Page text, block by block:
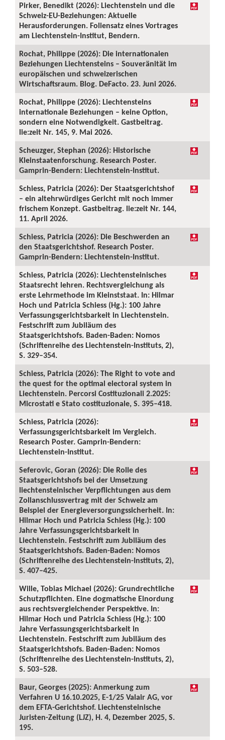
Pirker, Benedikt (2026): Liechtenstein und die
Schweiz-EU-Beziehungen: Aktuelle
Herausforderungen. Foliensatz eines Vortrages
am Liechtenstein-Institut, Bendern.
Rochat, Philippe (2026): Die internationalen
Beziehungen Liechtensteins – Souveränität im
europäischen und schweizerischen
Wirtschaftsraum. Blog. DeFacto. 23. Juni 2026.
Rochat, Philippe (2026): Liechtensteins
internationale Beziehungen – keine Option,
sondern eine Notwendigkeit. Gastbeitrag.
lie:zeit Nr. 145, 9. Mai 2026.
Scheuzger, Stephan (2026): Historische
Kleinstaatenforschung. Research Poster.
Gamprin-Bendern: Liechtenstein-Institut.
Schiess, Patricia (2026): Der Staatsgerichtshof
– ein altehrwürdiges Gericht mit noch immer
frischem Konzept. Gastbeitrag. lie:zeit Nr. 144,
11. April 2026.
Schiess, Patricia (2026): Die Beschwerden an
den Staatsgerichtshof. Research Poster.
Gamprin-Bendern: Liechtenstein-Institut.
Schiess, Patricia (2026): Liechtensteinisches
Staatsrecht lehren. Rechtsvergleichung als
erste Lehrmethode im Kleinststaat. In: Hilmar
Hoch und Patricia Schiess (Hg.): 100 Jahre
Verfassungsgerichtsbarkeit in Liechtenstein.
Festschrift zum Jubiläum des
Staatsgerichtshofs. Baden-Baden: Nomos
(Schriftenreihe des Liechtenstein-Instituts, 2),
S. 329–354.
Schiess, Patricia (2026): The Right to vote and
the quest for the optimal electoral system in
Liechtenstein. Percorsi Costituzionali 2.2025:
Microstati e Stato costituzionale, S. 395–418.
Schiess, Patricia (2026):
Verfassungsgerichtsbarkeit im Vergleich.
Research Poster. Gamprin-Bendern:
Liechtenstein-Institut.
Seferovic, Goran (2026): Die Rolle des
Staatsgerichtshofs bei der Umsetzung
liechtensteinischer Verpflichtungen aus dem
Zollanschlussvertrag mit der Schweiz am
Beispiel der Energieversorgungssicherheit. In:
Hilmar Hoch und Patricia Schiess (Hg.): 100
Jahre Verfassungsgerichtsbarkeit in
Liechtenstein. Festschrift zum Jubiläum des
Staatsgerichtshofs. Baden-Baden: Nomos
(Schriftenreihe des Liechtenstein-Instituts, 2),
S. 407–425.
Wille, Tobias Michael (2026): Grundrechtliche
Schutzpflichten. Eine dogmatische Einordung
aus rechtsvergleichender Perspektive. In:
Hilmar Hoch und Patricia Schiess (Hg.): 100
Jahre Verfassungsgerichtsbarkeit in
Liechtenstein. Festschrift zum Jubiläum des
Staatsgerichtshofs. Baden-Baden: Nomos
(Schriftenreihe des Liechtenstein-Instituts, 2),
S. 503–528.
Baur, Georges (2025): Anmerkung zum
Verfahren U 16.10.2025, E-1/25 Valair AG, vor
dem EFTA-Gerichtshof. Liechtensteinische
Juristen-Zeitung (LJZ), H. 4, Dezember 2025, S.
195.